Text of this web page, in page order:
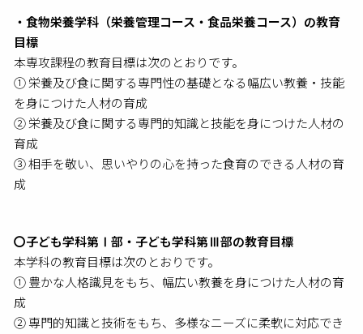
・食物栄養学科（栄養管理コース・食品栄養コース）の教育
目標
本専攻課程の教育目標は次のとおりです。
① 栄養及び食に関する専門性の基礎となる幅広い教養・技能
を身につけた人材の育成
② 栄養及び食に関する専門的知識と技能を身につけた人材の
育成
③ 相手を敬い、思いやりの心を持った食育のできる人材の育
成
〇子ども学科第Ⅰ部・子ども学科第Ⅲ部の教育目標
本学科の教育目標は次のとおりです。
① 豊かな人格識見をもち、幅広い教養を身につけた人材の育
成
② 専門的知識と技術をもち、多様なニーズに柔軟に対応でき